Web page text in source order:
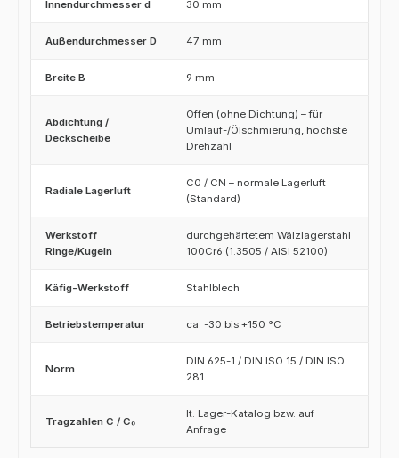
Innendurchmesser d 30 mm
Außendurchmesser D 47 mm
Breite B 9 mm
Abdichtung /
Deckscheibe
Offen (ohne Dichtung) – für
Umlauf-/Ölschmierung, höchste
Drehzahl
Radiale Lagerluft
C0 / CN – normale Lagerluft
(Standard)
Werkstoff
Ringe/Kugeln
durchgehärtetem Wälzlagerstahl
100Cr6 (1.3505 / AISI 52100)
Käfig-Werkstoff Stahlblech
Betriebstemperatur ca. -30 bis +150 °C
Norm
DIN 625-1 / DIN ISO 15 / DIN ISO
281
Tragzahlen C / C₀
lt. Lager-Katalog bzw. auf
Anfrage